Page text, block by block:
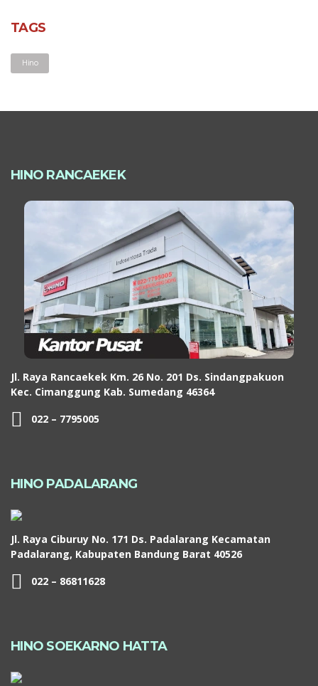
TAGS
Hino
HINO RANCAEKEK
Jl. Raya Rancaekek Km. 26 No. 201 Ds. Sindangpakuon
Kec. Cimanggung Kab. Sumedang 46364
022 – 7795005
HINO PADALARANG
Jl. Raya Ciburuy No. 171 Ds. Padalarang Kecamatan
Padalarang, Kabupaten Bandung Barat 40526
022 – 86811628
HINO SOEKARNO HATTA